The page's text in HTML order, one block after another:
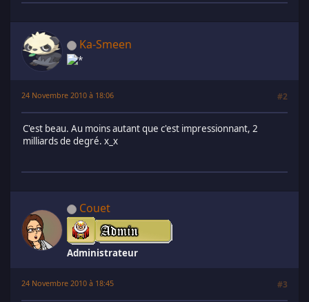
Ka-Smeen
24 Novembre 2010 à 18:06 #2
C'est beau. Au moins autant que c'est impressionnant, 2
milliards de degré. x_x
Couet
Administrateur
24 Novembre 2010 à 18:45 #3